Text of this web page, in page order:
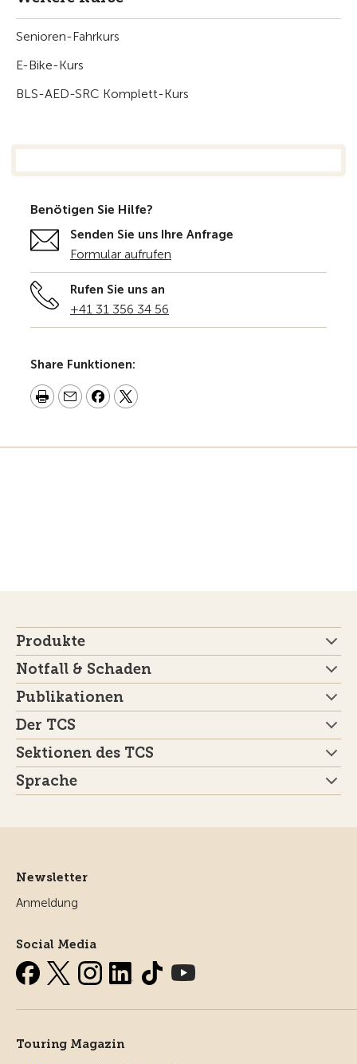
Senioren-Fahrkurs
E-Bike-Kurs
BLS-AED-SRC Komplett-Kurs
Benötigen Sie Hilfe?
Senden Sie uns Ihre Anfrage
Formular aufrufen
Rufen Sie uns an
+41 31 356 34 56
Share Funktionen:
Produkte
Notfall & Schaden
Publikationen
Der TCS
Sektionen des TCS
Sprache
Newsletter
Anmeldung
Social Media
Touring Magazin